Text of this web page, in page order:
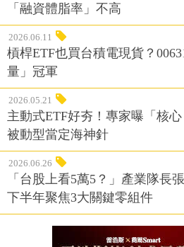
「融資體脂率」不高
2026.06.11
槓桿ETF也買台積電現貨？
量」冠軍
2026.05.21
主動式ETF好夯！專家曝「核
被動型當定海神針
2026.06.26
「台股上看5萬5？」產業隊長
下半年聚焦3大關鍵零組件